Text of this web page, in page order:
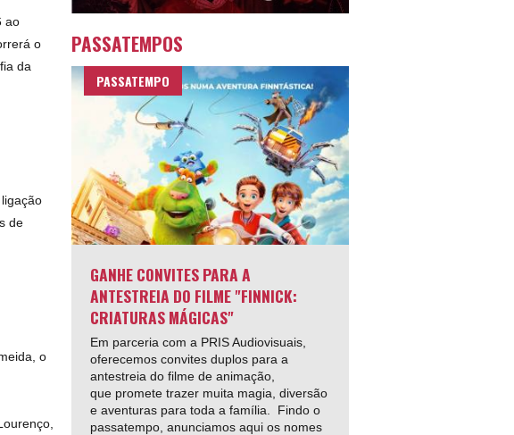
ao
o
da
de
o
PASSATEMPOS
PASSATEMPO
GANHE CONVITES PARA A
ANTESTREIA DO FILME "FINNICK:
CRIATURAS MÁGICAS"
Em parceria com a PRIS Audiovisuais,
oferecemos convites duplos para a
antestreia do filme de animação,
que promete trazer muita magia, diversão
e aventuras para toda a família. Findo o
passatempo, anunciamos aqui os nomes